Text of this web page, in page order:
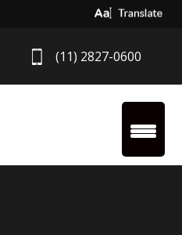
Select
(11) 2827-0600